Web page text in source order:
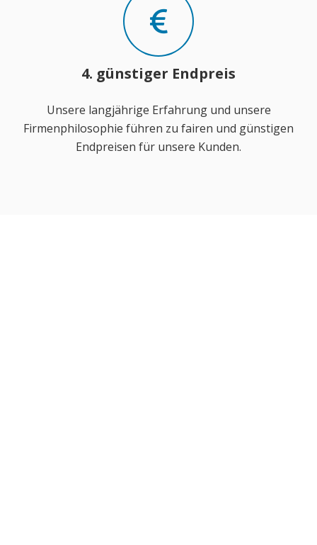
4. günstiger Endpreis
Unsere langjährige Erfahrung und unsere
Firmenphilosophie führen zu fairen und günstigen
Endpreisen für unsere Kunden.